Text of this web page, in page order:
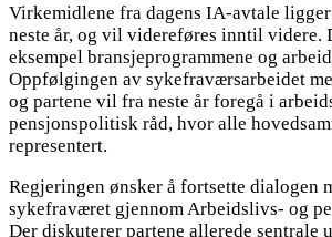
Virkemidlene fra dagens IA-avtale
neste år, og vil videreføres inntil videre.
eksempel bransjeprogrammene og
Oppfølgingen av sykefraværsarbeidet
og partene vil fra neste år foregå i
pensjonspolitisk råd, hvor alle
representert.
Regjeringen ønsker å fortsette dialogen
sykefraværet gjennom Arbeidslivs- og
Der diskuterer partene allerede sentrale